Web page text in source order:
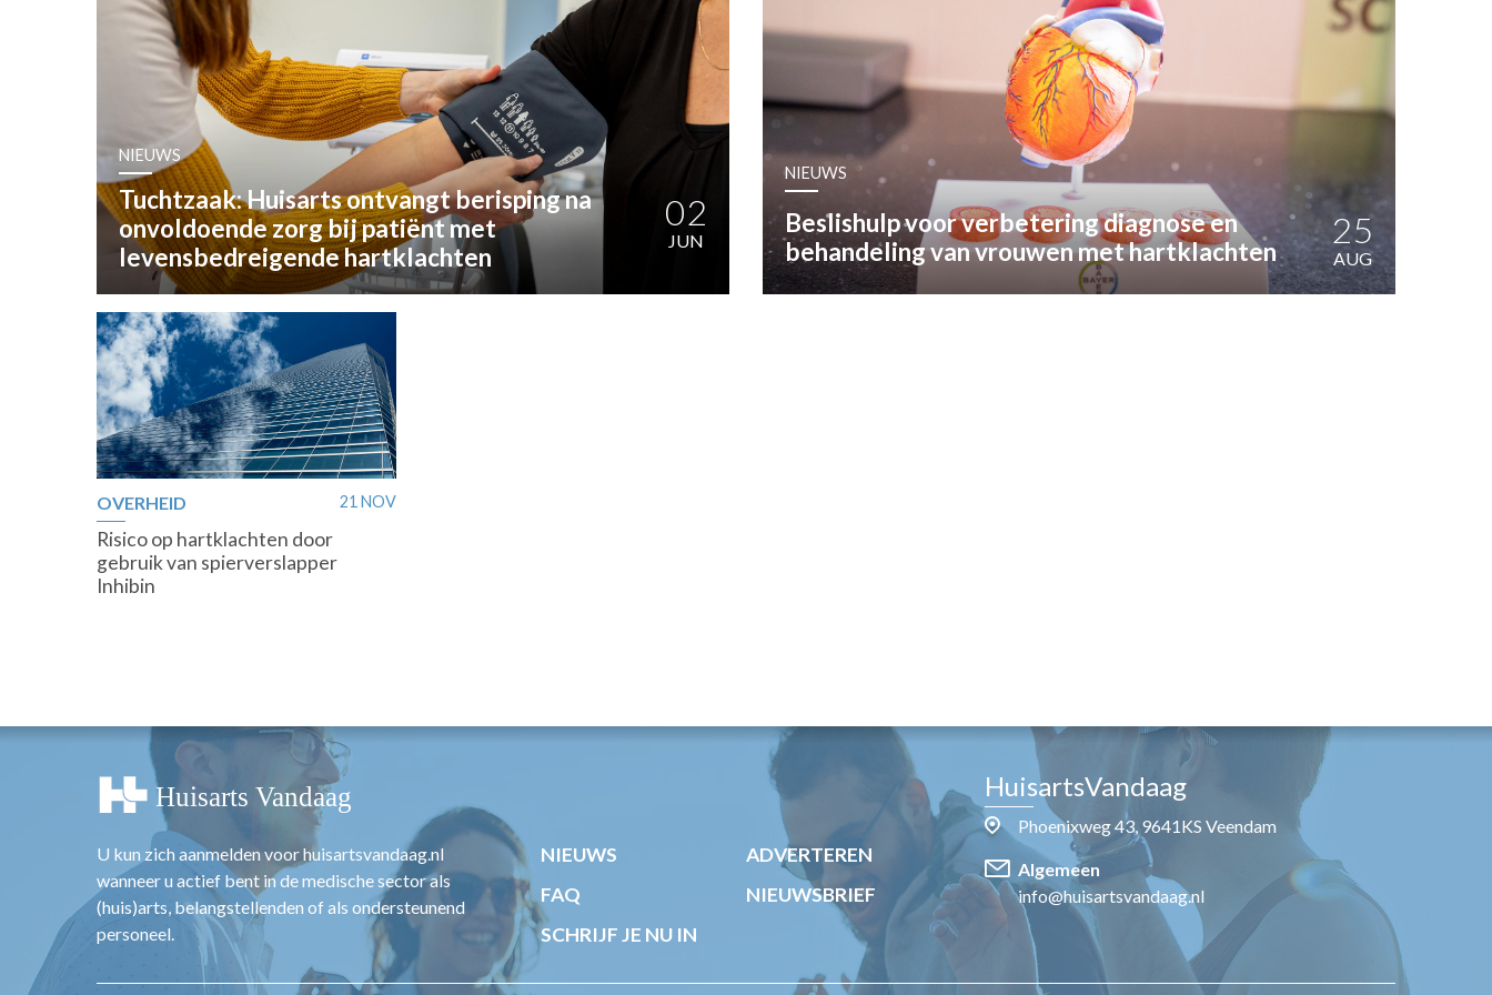
HUISARTSENPOST
PRAKTIJKZAKEN
TARIEVEN
VPHUISARTSEN
MEDISCHE VAKHANDEL
INLOGGEN
REGISTRATIE
NIEUWS
Tuchtzaak: Huisarts ontvangt berisping na
onvoldoende zorg bij patiënt met
levensbedreigende hartklachten
02
JUN
NIEUWS
Beslishulp voor verbetering diagnose en
behandeling van vrouwen met hartklachten
25
AUG
OVERHEID 21 NOV
Risico op hartklachten door
gebruik van spierverslapper
Inhibin
U kun zich aanmelden voor huisartsvandaag.nl
wanneer u actief bent in de medische sector als
(huis)arts, belangstellenden of als ondersteunend
personeel.
NIEUWS
ADVERTEREN
FAQ
NIEUWSBRIEF
SCHRIJF JE NU IN
HuisartsVandaag
Phoenixweg 43, 9641KS Veendam
Algemeen
info@huisartsvandaag.nl